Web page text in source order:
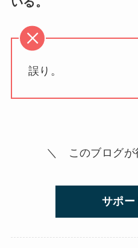
誤り。
＼ このブログ
サポー